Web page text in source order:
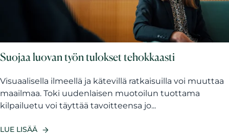
Suojaa luovan työn tulokset tehokkaasti
Visuaalisella ilmeellä ja kätevillä ratkaisuilla voi muuttaa
maailmaa. Toki uudenlaisen muotoilun tuottama
kilpailuetu voi täyttää tavoitteensa jo...
LUE LISÄÄ